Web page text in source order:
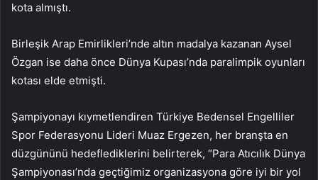
kota almıştı.
Birleşik Arap Emirlikleri’nde altın madalya kazanan Aysel
Özgan ise daha önce Dünya Kupası’nda paralimpik oyunları
kotası elde etmişti.
Şampiyonayı kıymetlendiren Türkiye Bedensel Engelliler
Spor Federasyonu Lideri Muaz Ergezen, her branşta en
düzgününü hedeflediklerini belirterek, “Para Atıcılık Dünya
Şampiyonası’nda geçtiğimiz organizasyona göre iyi bir yol